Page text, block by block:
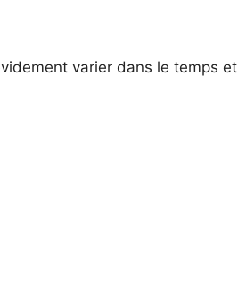
varier dans le temps et